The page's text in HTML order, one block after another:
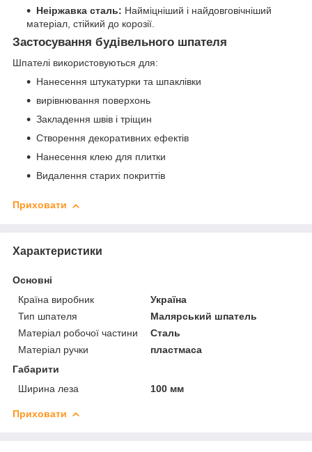
Неіржавка сталь: Найміцніший і найдовговічніший
матеріал, стійкий до корозії.
Застосування будівельного шпателя
Шпателі використовуються для:
Нанесення штукатурки та шпаклівки
вирівнювання поверхонь
Закладення швів і тріщин
Створення декоративних ефектів
Нанесення клею для плитки
Видалення старих покриттів
Приховати
Характеристики
Основні
Країна виробник
Україна
Тип шпателя
Малярський шпатель
Матеріал робочої частини
Сталь
Матеріал ручки
пластмаса
Габарити
Ширина леза
100 мм
Приховати